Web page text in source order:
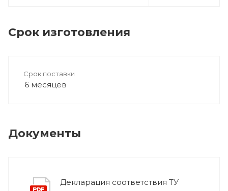
Срок изготовления
Срок поставки
6 месяцев
Документы
Декларация соответствия ТУ